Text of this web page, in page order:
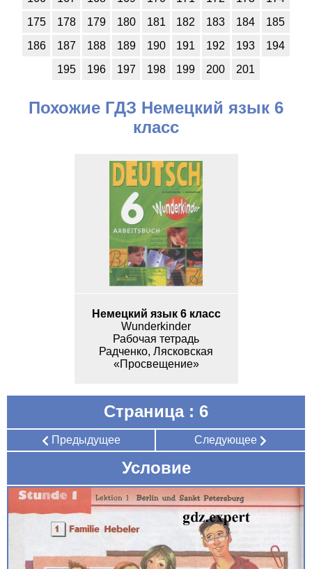
175
178 179 180 181 182 183 184
185
186
187 188 189 190 191 192 193
194
195
196 197 198 199 200 201
Похожие ГДЗ Немецкий язык 6
класс
Немецкий язык 6 класс
Wunderkinder
Рабочая тетрадь
Радченко, Лясковская
«Просвещение»
Страница : 6
Предыдущее Следующее
Условие